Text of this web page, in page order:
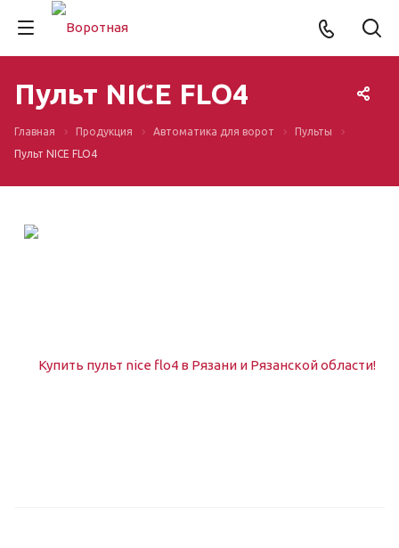
Пульт NICE FLO4
Главная Продукция Автоматика для ворот
Пульты
Пульт NICE FLO4